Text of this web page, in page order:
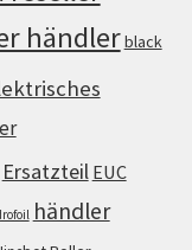
händlerblack
Ersatzteil EUC
händler